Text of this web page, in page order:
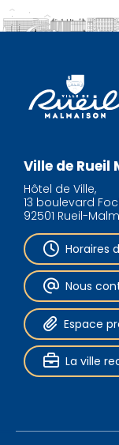
Ville de Rueil
Hôtel de Ville,
13 boulevard
92501 Rueil-
Horaires
Nous
Espace
La ville